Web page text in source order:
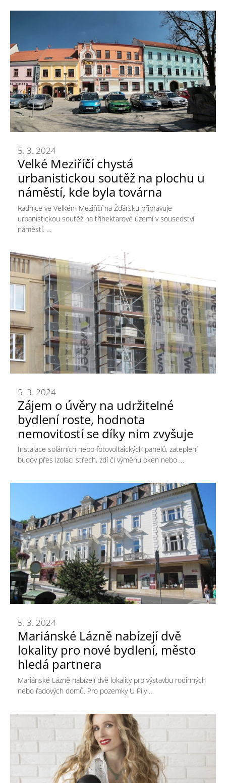
Velké Meziříčí chystá
urbanistickou soutěž na plochu u
náměstí, kde byla továrna
5. 3. 2024
Radnice ve Velkém Meziříčí na Žďársku připravuje
urbanistickou soutěž na tříhektarové území v sousedství
náměstí. …
Zájem o úvěry na udržitelné
bydlení roste, hodnota
nemovitostí se díky nim zvyšuje
5. 3. 2024
Instalace solárních nebo fotovoltaických panelů, zateplení
budov přes izolaci střech, zdí či výměnu oken nebo …
Mariánské Lázně nabízejí dvě
lokality pro nové bydlení, město
hledá partnera
5. 3. 2024
Mariánské Lázně nabízejí dvě lokality pro výstavbu rodinných
nebo řadových domů. Pro pozemky U Pily …